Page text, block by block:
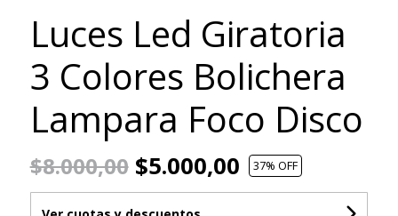
Luces Led Giratoria
3 Colores Bolichera
Lampara Foco Disco
$8.000,00$5.000,00 37% OFF